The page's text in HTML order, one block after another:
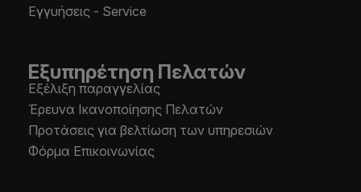
Εγγυήσεις - Service
Εξυπηρέτηση Πελατών
Εξέλιξη παραγγελίας
Έρευνα Ικανοποίησης Πελατών
Προτάσεις για βελτίωση των υπηρεσιών
Φόρμα Επικοινωνίας